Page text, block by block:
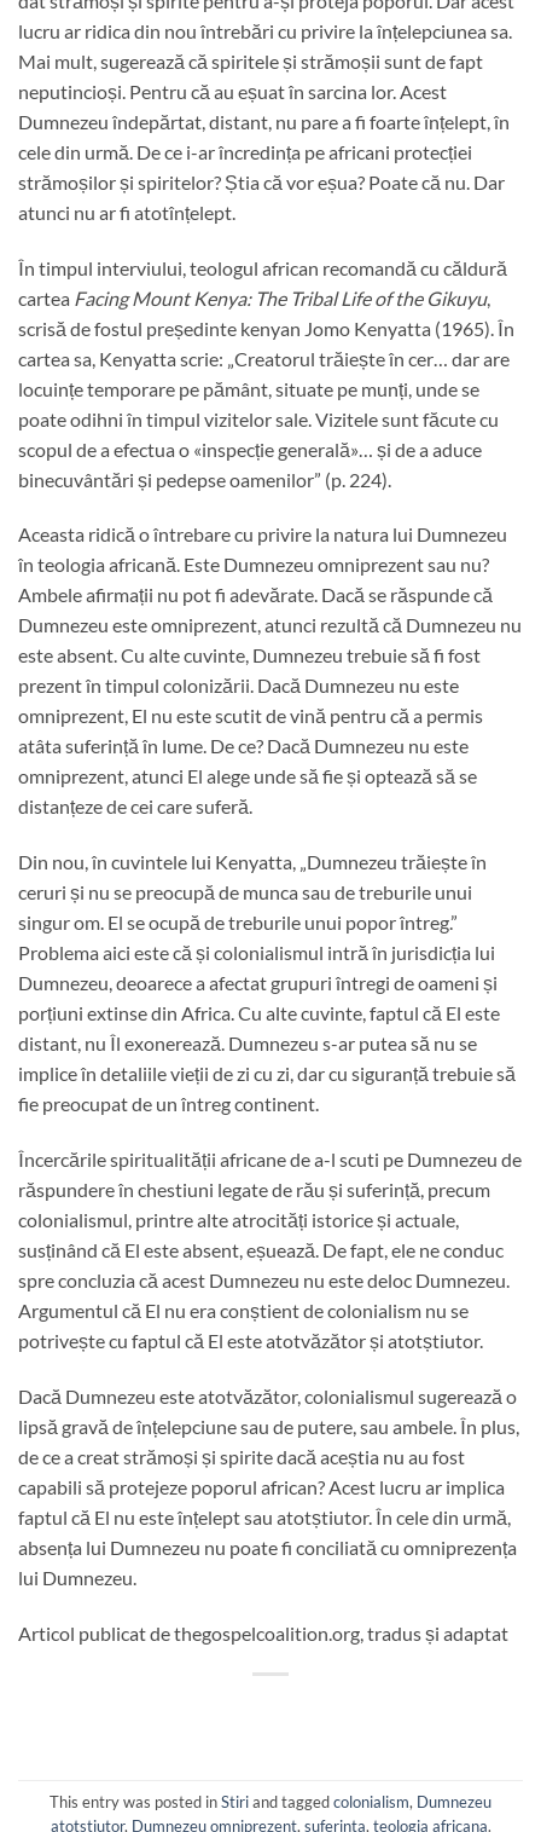
lucru ar ridica din nou întrebări cu privire la înțelepciunea sa.
Mai mult, sugerează că spiritele și strămoșii sunt de fapt
neputincioși. Pentru că au eșuat în sarcina lor. Acest
Dumnezeu îndepărtat, distant, nu pare a fi foarte înțelept, în
cele din urmă. De ce i-ar încredința pe africani protecției
strămoșilor și spiritelor? Știa că vor eșua? Poate că nu. Dar
atunci nu ar fi atotînțelept.
În timpul interviului, teologul african recomandă cu căldură
cartea Facing Mount Kenya: The Tribal Life of the Gikuyu,
scrisă de fostul președinte kenyan Jomo Kenyatta (1965). În
cartea sa, Kenyatta scrie: „Creatorul trăiește în cer… dar are
locuințe temporare pe pământ, situate pe munți, unde se
poate odihni în timpul vizitelor sale. Vizitele sunt făcute cu
scopul de a efectua o «inspecție generală»… și de a aduce
binecuvântări și pedepse oamenilor” (p. 224).
Aceasta ridică o întrebare cu privire la natura lui Dumnezeu
în teologia africană. Este Dumnezeu omniprezent sau nu?
Ambele afirmații nu pot fi adevărate. Dacă se răspunde că
Dumnezeu este omniprezent, atunci rezultă că Dumnezeu nu
este absent. Cu alte cuvinte, Dumnezeu trebuie să fi fost
prezent în timpul colonizării. Dacă Dumnezeu nu este
omniprezent, El nu este scutit de vină pentru că a permis
atâta suferință în lume. De ce? Dacă Dumnezeu nu este
omniprezent, atunci El alege unde să fie și optează să se
distanțeze de cei care suferă.
Din nou, în cuvintele lui Kenyatta, „Dumnezeu trăiește în
ceruri și nu se preocupă de munca sau de treburile unui
singur om. El se ocupă de treburile unui popor întreg.”
Problema aici este că și colonialismul intră în jurisdicția lui
Dumnezeu, deoarece a afectat grupuri întregi de oameni și
porțiuni extinse din Africa. Cu alte cuvinte, faptul că El este
distant, nu Îl exonerează. Dumnezeu s-ar putea să nu se
implice în detaliile vieții de zi cu zi, dar cu siguranță trebuie să
fie preocupat de un întreg continent.
Încercările spiritualității africane de a-l scuti pe Dumnezeu de
răspundere în chestiuni legate de rău și suferință, precum
colonialismul, printre alte atrocități istorice și actuale,
susținând că El este absent, eșuează. De fapt, ele ne conduc
spre concluzia că acest Dumnezeu nu este deloc Dumnezeu.
Argumentul că El nu era conștient de colonialism nu se
potrivește cu faptul că El este atotvăzător și atotștiutor.
Dacă Dumnezeu este atotvăzător, colonialismul sugerează o
lipsă gravă de înțelepciune sau de putere, sau ambele. În plus,
de ce a creat strămoși și spirite dacă aceștia nu au fost
capabili să protejeze poporul african? Acest lucru ar implica
faptul că El nu este înțelept sau atotștiutor. În cele din urmă,
absența lui Dumnezeu nu poate fi conciliată cu omniprezența
lui Dumnezeu.
Articol publicat de thegospelcoalition.org, tradus și adaptat
This entry was posted inStiriand taggedcolonialism, Dumnezeu
atotstiutor, Dumnezeu omniprezent, suferinta, teologia africana.